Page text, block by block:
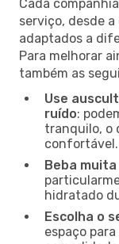
Cada
serviço, desde
adaptados a
Para melhorar
também as
Use
ruído:
tranquilo, o
confortável.
Beba muita
hidratado
Escolha o
espaço